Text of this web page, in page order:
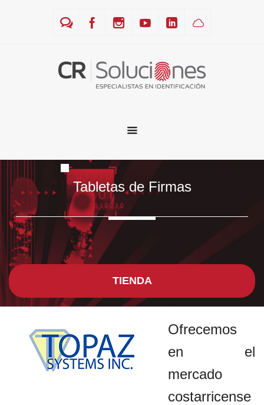
Tabletas de Firmas
TIENDA
Ofrecemos
en el
mercado
costarricense